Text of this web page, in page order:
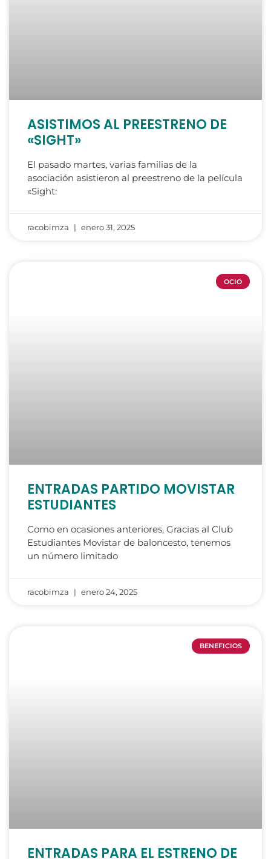
ASISTIMOS AL PREESTRENO DE
«SIGHT»
El pasado martes, varias familias de la
asociación asistieron al preestreno de la película
«Sight:
racobimza enero 31, 2025
OCIO
ENTRADAS PARTIDO MOVISTAR
ESTUDIANTES
Como en ocasiones anteriores, Gracias al Club
Estudiantes Movistar de baloncesto, tenemos
un número limitado
racobimza enero 24, 2025
BENEFICIOS
ENTRADAS PARA EL ESTRENO DE